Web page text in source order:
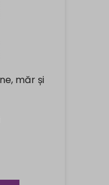
măr și